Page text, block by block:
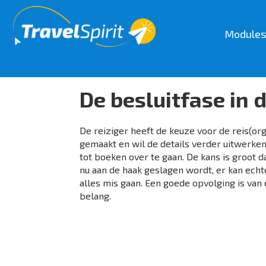
Modules
CRM
Workflow Management
Travelplans &Producten
Bestellingen
Fotobeheer(MediaSpirit)
Facturen maken
Business Intelligence
Documenten
Bekijk meer>
De besluitfase in
De reiziger heeft de keuze voor de
gemaakt en wil de details verder
tot boeken over te gaan. De kans is groot
nu aan de haak geslagen wordt, er kan
alles mis gaan. Een goede opvolging is van
belang.